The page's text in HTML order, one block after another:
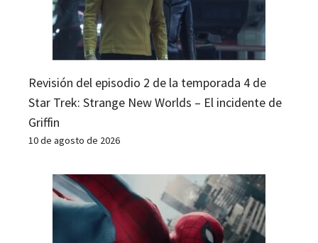
Revisión del episodio 2 de la temporada 4 de
Star Trek: Strange New Worlds – El incidente de
Griffin
10 de agosto de 2026